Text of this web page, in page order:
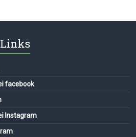
facebook
Instagram